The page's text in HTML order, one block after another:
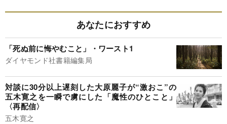
あなたにおすすめ
「死ぬ前に悔やむこと」・ワースト1
ダイヤモンド社書籍編集局
対談に30分以上遅刻した大原麗子が“激おこ”の
五木寛之を一瞬で虜にした「魔性のひとこと」
〈再配信〉
五木寛之